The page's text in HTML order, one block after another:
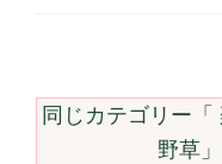
同じカテゴリー「
野草